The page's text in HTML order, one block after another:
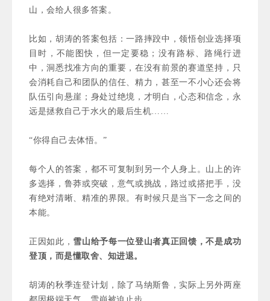
山，会给人很多答案。
比如，胡涛的答案包括：一路摔跤中，领悟创业选择项
目时，不能图快，但一定要稳；没有路标、路绳行进
中，洞悉找准方向的重要，在没有前景的赛道坚持，只
会消耗自己和团队的信任、精力，甚至一不小心还会将
队伍引向悬崖；身处过绝境，才明白，心态和信念，永
远是拯救自己于水火的最后生机……
“你得自己去体悟。”
每个人的答案，都不可复制到另一个人身上。山上的许
多选择，鲁莽或突破，意气或挑战，路过或搭把手，没
有绝对清晰、精准的界限。有时候只是当下一念之间的
本能。
正因如此， 雪山给予每一位登山者真正回馈，不是成功
登顶，而是懂取舍、知进退。
胡涛的秋季连登计划，除了马纳斯鲁，实际上另外两座